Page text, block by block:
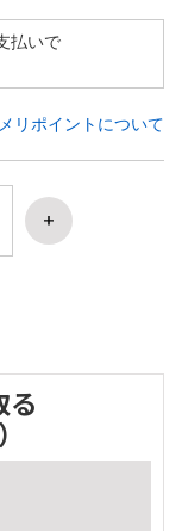
払いで
リポイントについて
る